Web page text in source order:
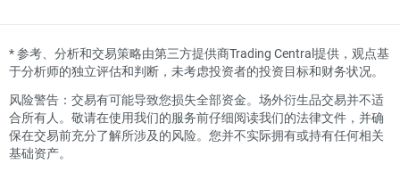
*参考、分析和交易策略由第三方提供商Trading Central提供，观点基
于分析师的独立评估和判断，未考虑投资者的投资目标和财务状况。
风险警告：交易有可能导致您损失全部资金。场外衍生品交易并不适
合所有人。敬请在使用我们的服务前仔细阅读我们的法律文件，并确
保在交易前充分了解所涉及的风险。您并不实际拥有或持有任何相关
基础资产。